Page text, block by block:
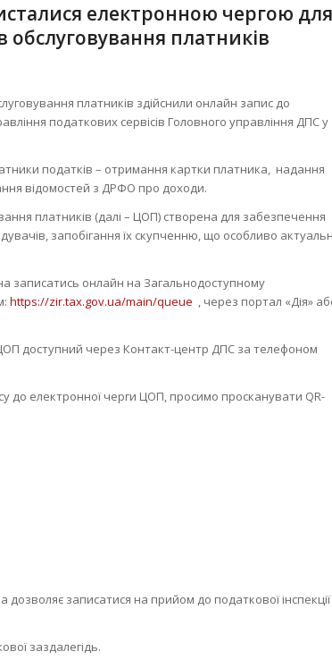
електронною чергою для
обслуговування платників
платників здійснили онлайн запис до
податкових сервісів Головного управління ДПС у
податків – отримання картки платника, надання
відомостей з ДРФО про доходи.
платників (далі – ЦОП) створена для забезпечення
запобігання їх скупченню, що особливо
записатись онлайн на Загальнодоступному
https://zir.tax.gov.ua/main/queue , через портал «Дія»
доступний через Контакт-центр ДПС за телефоном
електронної черги ЦОП, просимо просканувати QR-
записатися на прийом до податкової інспекції
заздалегідь.